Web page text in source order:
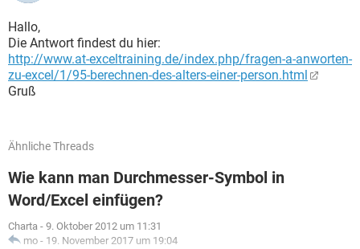
Hallo,
Die Antwort findest du hier:
http://www.at-exceltraining.de/index.php/fragen-a-anworten-
zu-excel/1/95-berechnen-des-alters-einer-person.html
Gruß
Ähnliche Threads
Wie kann man Durchmesser-Symbol in
Word/Excel einfügen?
Charta - 9. Oktober 2012 um 11:31
mo - 19. November 2017 um 19:04